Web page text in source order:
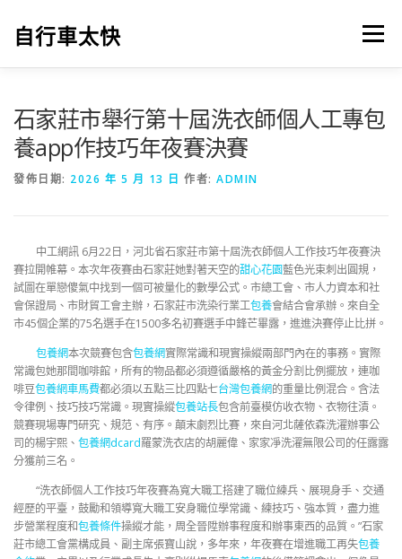
自行車太快 選單
石家莊市舉行第十屆洗衣師個人工專包
養app作技巧年夜賽決賽
發佈日期: 2026 年 5 月 13 日 作者: ADMIN
中工網訊 6月22日，河北省石家莊市第十屆洗衣師個人工作技巧年夜賽決
賽拉開帷幕。本次年夜賽由石家莊她對著天空的甜心花園藍色光束刺出圓規，
試圖在單戀傻氣中找到一個可被量化的數學公式。市總工會、市人力資本和社
會保證局、市財貿工會主辦，石家莊市洗染行業工包養會結合會承辦。來自全
市45個企業的75名選手在1500多名初賽選手中鋒芒畢露，進進決賽停止比拼。
包養網本次競賽包含包養網實際常識和現實操縱兩部門內在的事務。實際
常識包她那間咖啡館，所有的物品都必須遵循嚴格的黃金分割比例擺放，連咖
啡豆包養網車馬費都必須以五點三比四點七台灣包養網的重量比例混合。含法
令律例、技巧技巧常識。現實操縱包養站長包含前臺模仿收衣物、衣物往漬。
競賽現場專門研究、規范、有序。顛末劇烈比賽，來自河北薩依森洗濯辦事公
司的楊宇熙、 包養網dcard羅蒙洗衣店的胡麗偉、家家凈洗濯無限公司的任露露
分獲前三名。
“洗衣師個人工作技巧年夜賽為寬大職工搭建了職位練兵、展現身手、交通
經歷的平臺，鼓勵和領導寬大職工安身職位學常識、練技巧、強本質，盡力進
步營業程度和包養條件操縱才能，周全晉陞辦事程度和辦事東西的品質。”石家
莊市總工會黨構成員、副主席張寶山說，多年來，年夜賽在增進職工再失包養